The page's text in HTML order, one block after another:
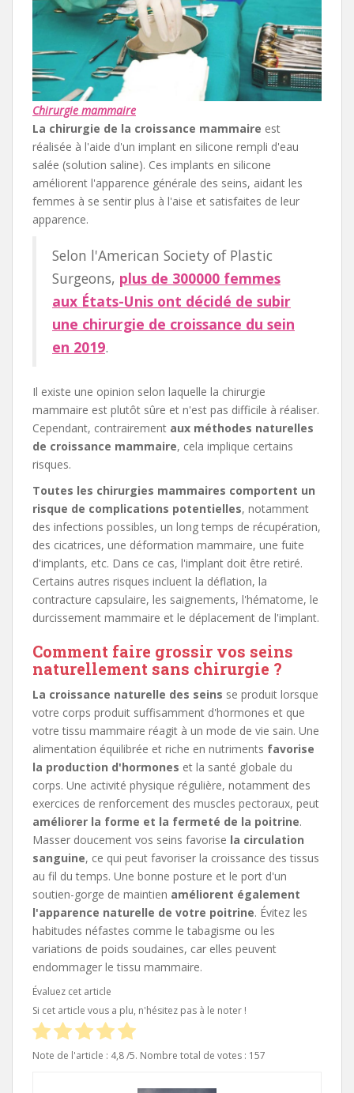
Chirurgie mammaire
La chirurgie de la croissance mammaire est
réalisée à l'aide d'un implant en silicone rempli d'eau
salée (solution saline). Ces implants en silicone
améliorent l'apparence générale des seins, aidant les
femmes à se sentir plus à l'aise et satisfaites de leur
apparence.
Selon l'American Society of Plastic
Surgeons, plus de 300000 femmes
aux États-Unis ont décidé de subir
une chirurgie de croissance du sein
en 2019.
Il existe une opinion selon laquelle la chirurgie
mammaire est plutôt sûre et n'est pas difficile à réaliser.
Cependant, contrairement aux méthodes naturelles
de croissance mammaire, cela implique certains
risques.
Toutes les chirurgies mammaires comportent un
risque de complications potentielles, notamment
des infections possibles, un long temps de récupération,
des cicatrices, une déformation mammaire, une fuite
d'implants, etc. Dans ce cas, l'implant doit être retiré.
Certains autres risques incluent la déflation, la
contracture capsulaire, les saignements, l'hématome, le
durcissement mammaire et le déplacement de l'implant.
Comment faire grossir vos seins
naturellement sans chirurgie ?
La croissance naturelle des seins se produit lorsque
votre corps produit suffisamment d'hormones et que
votre tissu mammaire réagit à un mode de vie sain. Une
alimentation équilibrée et riche en nutriments favorise
la production d'hormones et la santé globale du
corps. Une activité physique régulière, notamment des
exercices de renforcement des muscles pectoraux, peut
améliorer la forme et la fermeté de la poitrine.
Masser doucement vos seins favorise la circulation
sanguine, ce qui peut favoriser la croissance des tissus
au fil du temps. Une bonne posture et le port d'un
soutien-gorge de maintien améliorent également
l'apparence naturelle de votre poitrine. Évitez les
habitudes néfastes comme le tabagisme ou les
variations de poids soudaines, car elles peuvent
endommager le tissu mammaire.
Évaluez cet article
Si cet article vous a plu, n'hésitez pas à le noter !
Note de l'article : 4,8/5. Nombre total de votes : 157